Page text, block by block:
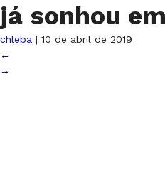
já sonhou
chleba | 10 de abril de 2019
←
→